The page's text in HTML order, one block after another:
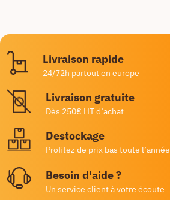
Livraison rapide
24/72h partout en europe
Livraison gratuite
Dès 250€ HT d’achat
Destockage
Profitez de prix bas toute l’année
Besoin d'aide ?
Un service client à votre écoute